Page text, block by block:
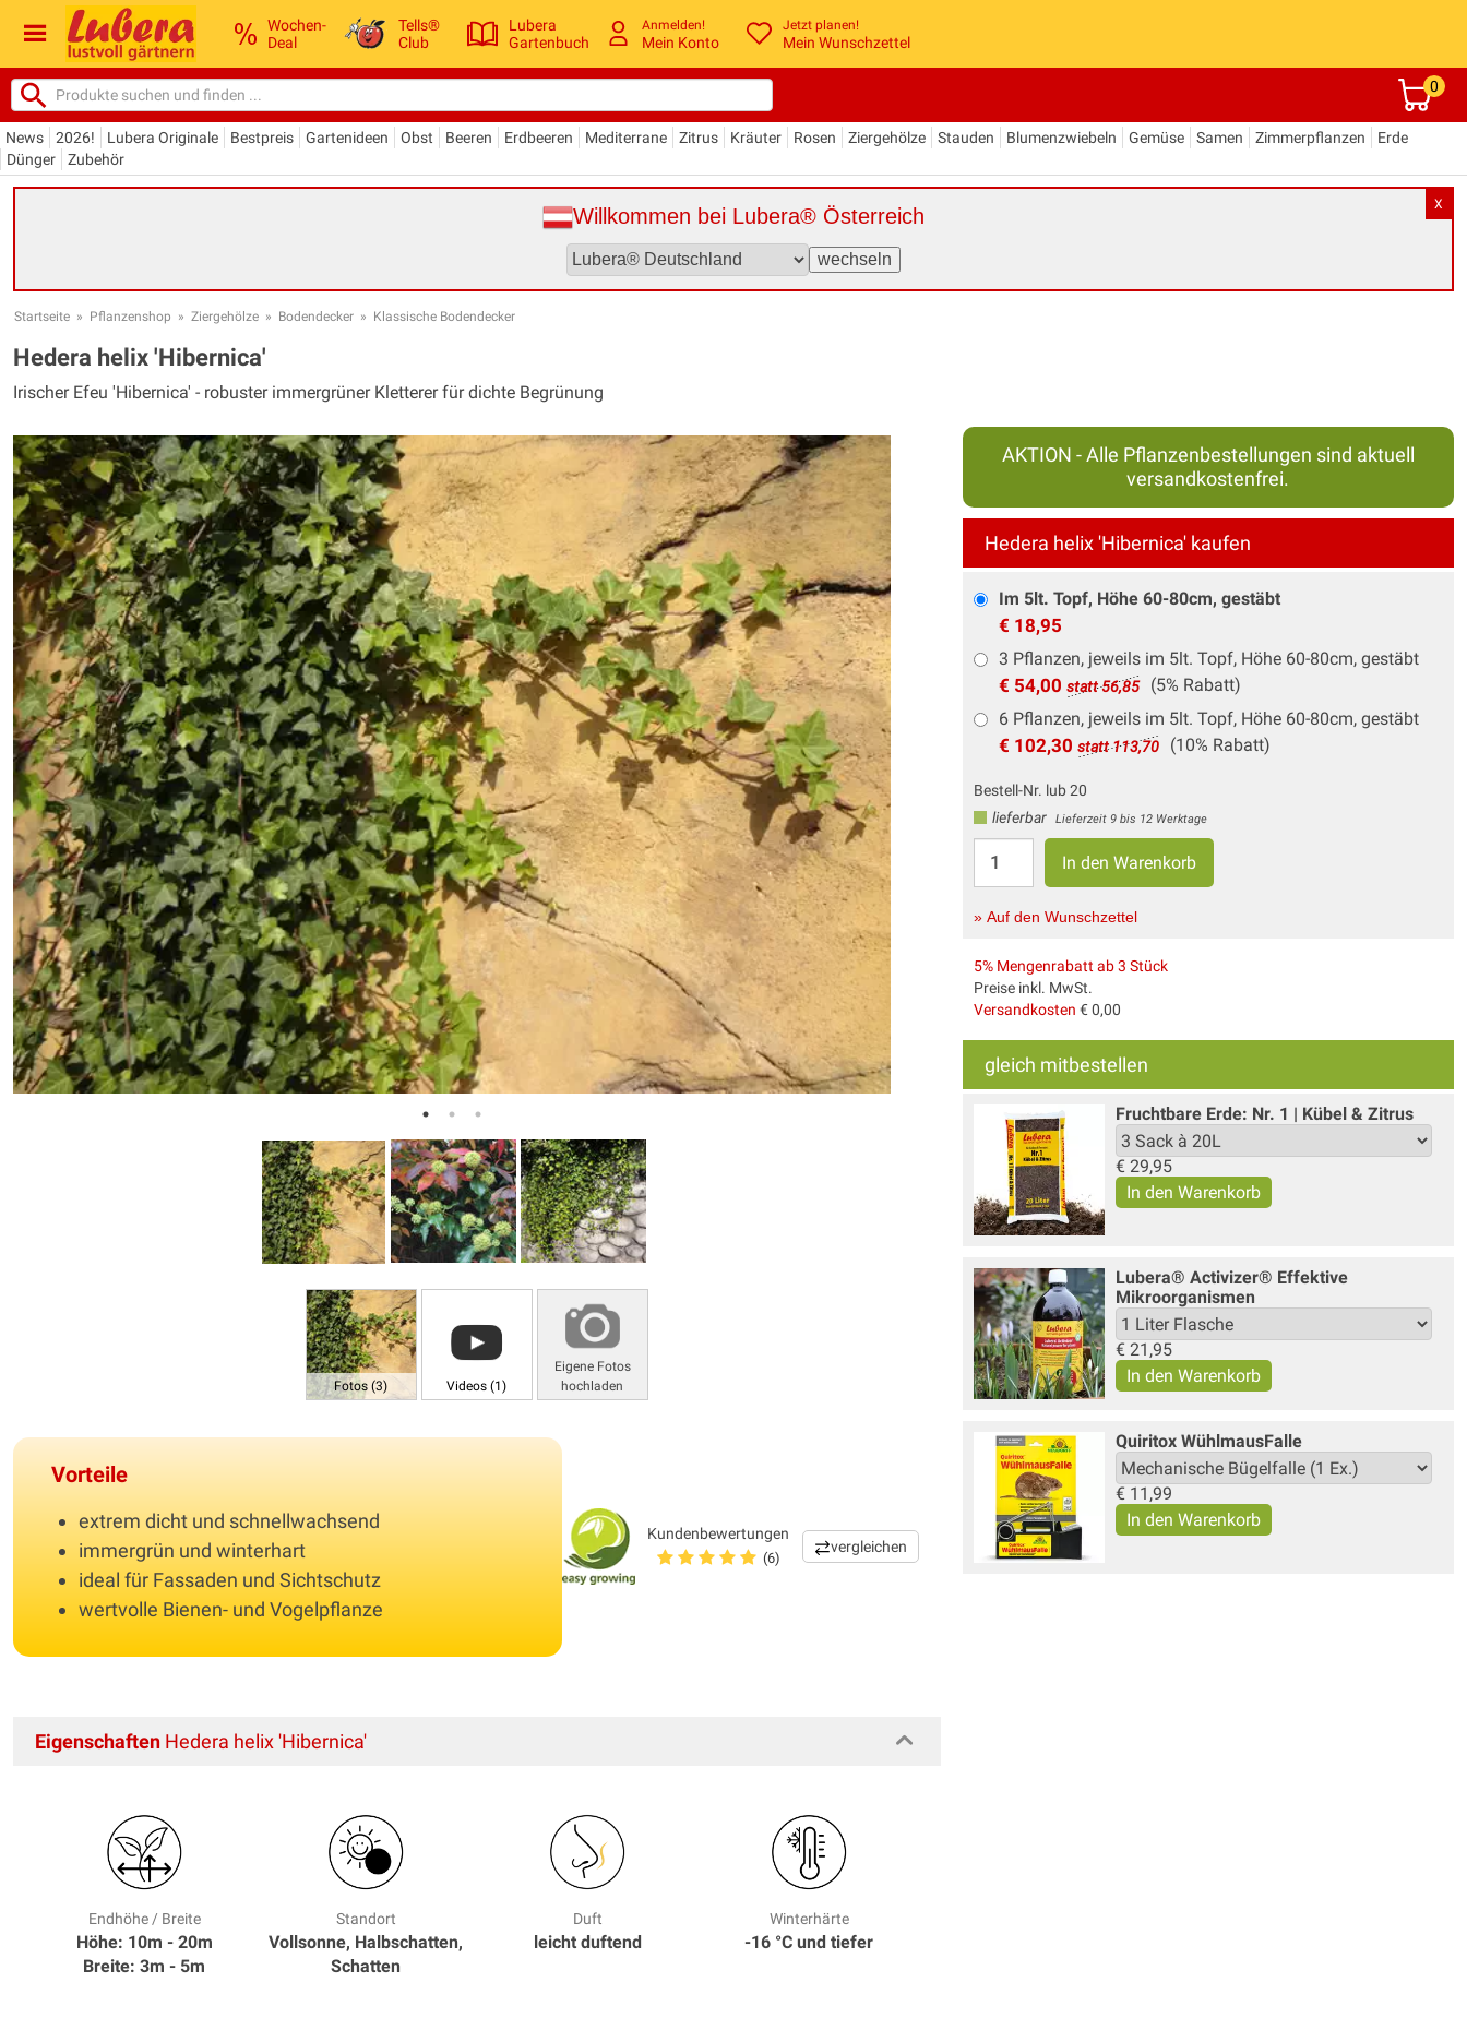
Wochen-
Deal
Tells®
Club
Lubera
Gartenbuch
Anmelden!
Mein Konto
Jetzt planen!
Mein Wunschzettel
0
News 2026! Lubera Originale Bestpreis Gartenideen Obst Beeren Erdbeeren Mediterrane Zitrus Kräuter Rosen Ziergehölze Stauden Blumenzwiebeln Gemüse Samen Zimmerpflanzen
Erde
Dünger
Zubehör
X
Willkommen bei Lubera® Österreich
Startseite » Pflanzenshop » Ziergehölze » Bodendecker » Klassische Bodendecker
Hedera helix 'Hibernica'
Irischer Efeu 'Hibernica' - robuster immergrüner Kletterer für dichte Begrünung
Fotos (3) Videos (1)
Eigene Fotos
hochladen
Vorteile
extrem dicht und schnellwachsend
immergrün und winterhart
ideal für Fassaden und Sichtschutz
wertvolle Bienen- und Vogelpflanze
Kundenbewertungen
(6)
vergleichen
AKTION - Alle Pflanzenbestellungen sind aktuell
versandkostenfrei.
Hedera helix 'Hibernica' kaufen
Im 5lt. Topf, Höhe 60-80cm, gestäbt
€ 18,95
3 Pflanzen, jeweils im 5lt. Topf, Höhe 60-80cm, gestäbt
€ 54,00 statt 56,85
(5% Rabatt)
6 Pflanzen, jeweils im 5lt. Topf, Höhe 60-80cm, gestäbt
€ 102,30 statt 113,70 (10% Rabatt)
Bestell-Nr. lub 20
lieferbar
Lieferzeit 9 bis 12 Werktage
» Auf den Wunschzettel
5% Mengenrabatt ab 3 Stück
Preise inkl. MwSt.
Versandkosten € 0,00
gleich mitbestellen
Fruchtbare Erde: Nr. 1 | Kübel & Zitrus
€ 29,95
Lubera® Activizer® Effektive
Mikroorganismen
€ 21,95
Quiritox WühlmausFalle
€ 11,99
Eigenschaften Hedera helix 'Hibernica'
Endhöhe / Breite
Höhe: 10m - 20m
Breite: 3m - 5m
Standort
Vollsonne, Halbschatten,
Schatten
Duft
leicht duftend
Winterhärte
-16 °C und tiefer